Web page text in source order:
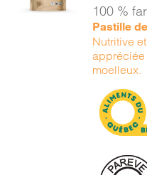
DÉTAILS 100 %
Pastille
Nutritive
appréciée
moelleux.